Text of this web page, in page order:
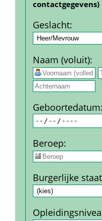
contact­gegevens)
Geslacht:
Naam (voluit):
Geboorte­datum:
Beroep:
Burgerlijke staat